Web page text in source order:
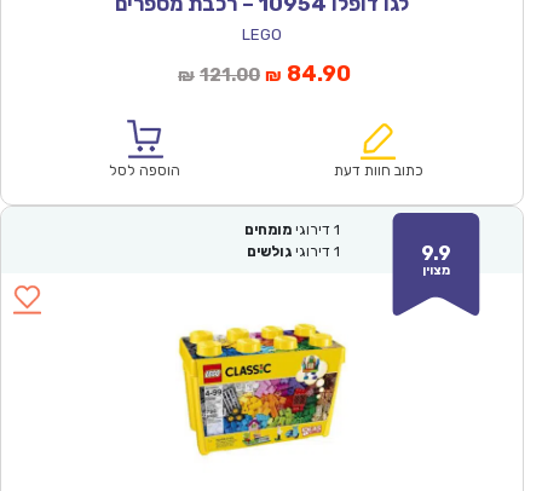
LEGO
₪ 121.00המחיר
₪121.00.
₪ 84.90המחיר
הוא:
כתוב חוות דעת הוספה לסל
9.9
מצוין
1 דירוגי מומחים
1 דירוגי גולשים